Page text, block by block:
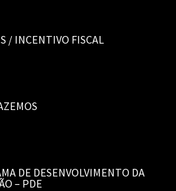
/ INCENTIVO FISCAL
DE DESENVOLVIMENTO DA
– PDE